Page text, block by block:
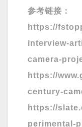
参考链接：
https://
interview-
camera-
https://
century-
https://
perimental-